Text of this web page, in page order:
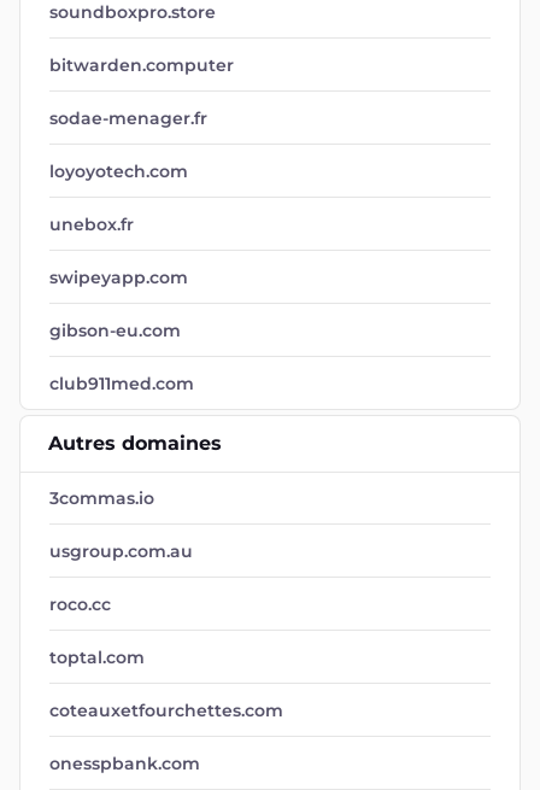
soundboxpro.store
bitwarden.computer
sodae-menager.fr
loyoyotech.com
unebox.fr
swipeyapp.com
gibson-eu.com
club911med.com
Autres domaines
3commas.io
usgroup.com.au
roco.cc
toptal.com
coteauxetfourchettes.com
onesspbank.com